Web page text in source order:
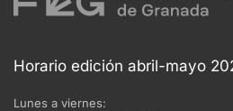
Horario edición abril-mayo
Lunes a viernes: